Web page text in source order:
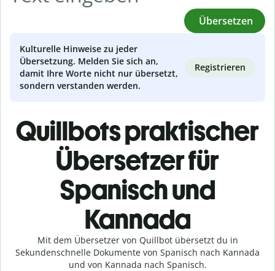
Übersetzen
Kulturelle Hinweise zu jeder
Übersetzung. Melden Sie sich an,
damit Ihre Worte nicht nur übersetzt,
sondern verstanden werden.
Registrieren
Quillbots praktischer
Übersetzer für
Spanisch und
Kannada
Mit dem Übersetzer von Quillbot übersetzt du in
Sekundenschnelle Dokumente von Spanisch nach Kannada
und von Kannada nach Spanisch.